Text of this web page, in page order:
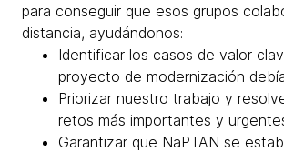
para conseguir que esos grupos
distancia, ayudándonos:
Identificar los casos de valor
proyecto de modernización
Priorizar nuestro trabajo y
retos más importantes y
Garantizar que NaPTAN se